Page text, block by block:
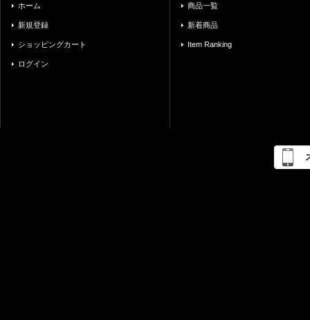
ホーム
新規登録
ショッピングカート
ログイン
商品一覧
新着商品
Item Ranking